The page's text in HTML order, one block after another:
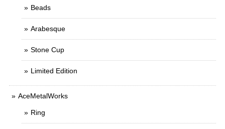
Beads
Arabesque
Stone Cup
Limited Edition
AceMetalWorks
Ring